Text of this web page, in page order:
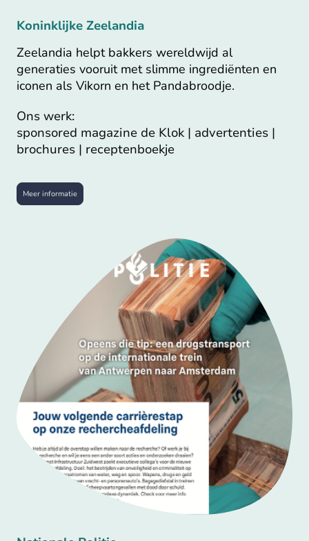
Koninklijke Zeelandia
Zeelandia helpt bakkers wereldwijd al
generaties vooruit met slimme ingrediënten en
iconen als Vikorn en het Pandabroodje.
Ons werk:
sponsored magazine de Klok | advertenties |
brochures | receptenboekje
Meer informatie